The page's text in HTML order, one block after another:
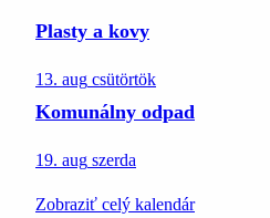
Plasty a kovy
13. aug csütörtök
Komunálny odpad
19. aug szerda
Zobraziť celý kalendár